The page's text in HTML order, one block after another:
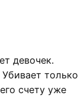
девочек.
только
счету уже